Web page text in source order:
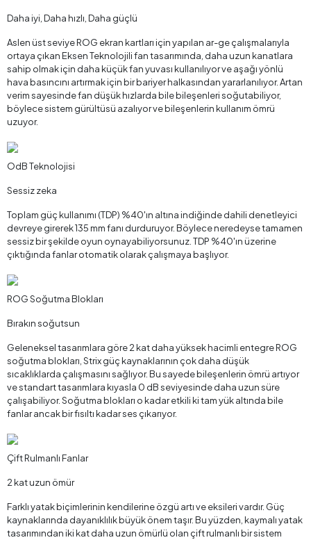
Daha iyi, Daha hızlı, Daha güçlü
Aslen üst seviye ROG ekran kartları için yapılan ar-ge çalışmalarıyla
ortaya çıkan Eksen Teknolojili fan tasarımında, daha uzun kanatlara
sahip olmak için daha küçük fan yuvası kullanılıyor ve aşağı yönlü
hava basıncını artırmak için bir bariyer halkasından yararlanılıyor. Artan
verim sayesinde fan düşük hızlarda bile bileşenleri soğutabiliyor,
böylece sistem gürültüsü azalıyor ve bileşenlerin kullanım ömrü
uzuyor.
OdB Teknolojisi
Sessiz zeka
Toplam güç kullanımı (TDP) %40'ın altına indiğinde dahili denetleyici
devreye girerek 135 mm fanı durduruyor. Böylece neredeyse tamamen
sessiz bir şekilde oyun oynayabiliyorsunuz. TDP %40'ın üzerine
çıktığında fanlar otomatik olarak çalışmaya başlıyor.
ROG Soğutma Blokları
Bırakın soğutsun
Geleneksel tasarımlara göre 2 kat daha yüksek hacimli entegre ROG
soğutma blokları, Strix güç kaynaklarının çok daha düşük
sıcaklıklarda çalışmasını sağlıyor. Bu sayede bileşenlerin ömrü artıyor
ve standart tasarımlara kıyasla 0 dB seviyesinde daha uzun süre
çalışabiliyor. Soğutma blokları o kadar etkili ki tam yük altında bile
fanlar ancak bir fısıltı kadar ses çıkarıyor.
Çift Rulmanlı Fanlar
2 kat uzun ömür
Farklı yatak biçimlerinin kendilerine özgü artı ve eksileri vardır. Güç
kaynaklarında dayanıklılık büyük önem taşır. Bu yüzden, kaymalı yatak
tasarımından iki kat daha uzun ömürlü olan çift rulmanlı bir sistem